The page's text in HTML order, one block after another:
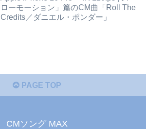
ローモーション」篇のCM曲「Roll The
Credits／ダニエル・ポンダー」
PAGE TOP
CMソング MAX